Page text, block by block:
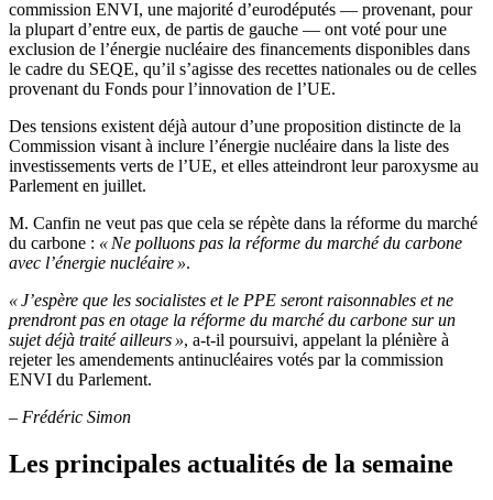
commission ENVI, une majorité d’eurodéputés — provenant, pour
la plupart d’entre eux, de partis de gauche — ont voté pour une
exclusion de l’énergie nucléaire des financements disponibles dans
le cadre du SEQE, qu’il s’agisse des recettes nationales ou de celles
provenant du Fonds pour l’innovation de l’UE.
Des tensions existent déjà autour d’une proposition distincte de la
Commission visant à inclure l’énergie nucléaire dans la liste des
investissements verts de l’UE, et elles atteindront leur paroxysme au
Parlement en juillet.
M. Canfin ne veut pas que cela se répète dans la réforme du marché
du carbone : « Ne polluons pas la réforme du marché du carbone
avec l’énergie nucléaire ».
« J’espère que les socialistes et le PPE seront raisonnables et ne
prendront pas en otage la réforme du marché du carbone sur un
sujet déjà traité ailleurs », a-t-il poursuivi, appelant la plénière à
rejeter les amendements antinucléaires votés par la commission
ENVI du Parlement.
– Frédéric Simon
Les principales actualités de la semaine